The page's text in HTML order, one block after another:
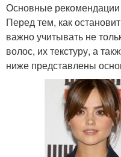
Основные
Перед тем, как
важно учитывать не
волос, их текстуру, а
ниже представлены